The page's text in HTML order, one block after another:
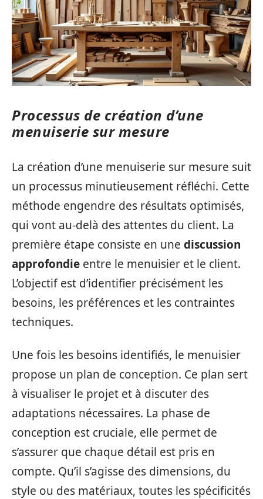
Processus de création d’une
menuiserie sur mesure
La création d’une menuiserie sur mesure suit
un processus minutieusement réfléchi. Cette
méthode engendre des résultats optimisés,
qui vont au-delà des attentes du client. La
première étape consiste en une discussion
approfondie entre le menuisier et le client.
L’objectif est d’identifier précisément les
besoins, les préférences et les contraintes
techniques.
Une fois les besoins identifiés, le menuisier
propose un plan de conception. Ce plan sert
à visualiser le projet et à discuter des
adaptations nécessaires. La phase de
conception est cruciale, elle permet de
s’assurer que chaque détail est pris en
compte. Qu’il s’agisse des dimensions, du
style ou des matériaux, toutes les spécificités